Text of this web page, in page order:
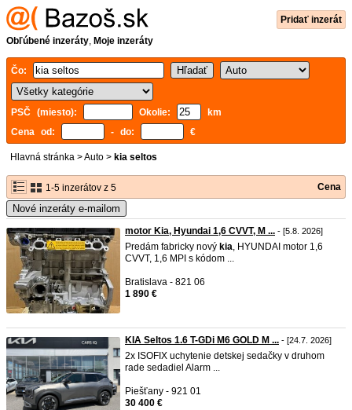
Pridať inzerát
Obľúbené inzeráty, Moje inzeráty
Čo:
PSČ (miesto): Okolie:
km
Cena od:
- do: €
Hlavná stránka >Auto > kia seltos
1-5 inzerátov z 5 Cena
Nové inzeráty e-mailom
motor Kia, Hyundai 1,6 CVVT, M ... - [5.8. 2026]
Predám fabricky nový kia, HYUNDAI motor 1,6
CVVT, 1,6 MPI s kódom ...
Bratislava - 821 06
1 890 €
KIA Seltos 1.6 T-GDi M6 GOLD M ... - [24.7. 2026]
2x ISOFIX uchytenie detskej sedačky v druhom
rade sedadiel Alarm ...
Piešťany - 921 01
30 400 €